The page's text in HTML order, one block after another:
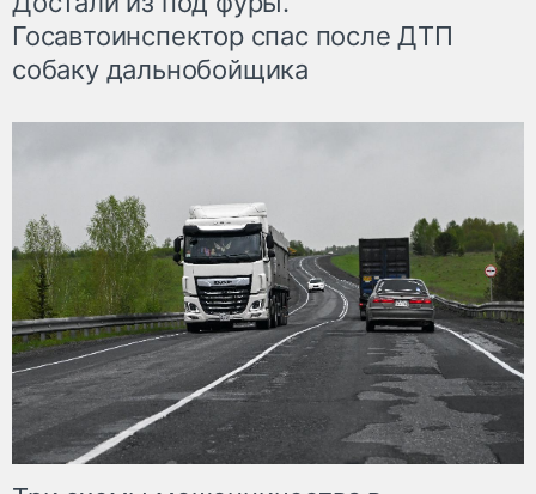
Госавтоинспектор спас после ДТП
собаку дальнобойщика